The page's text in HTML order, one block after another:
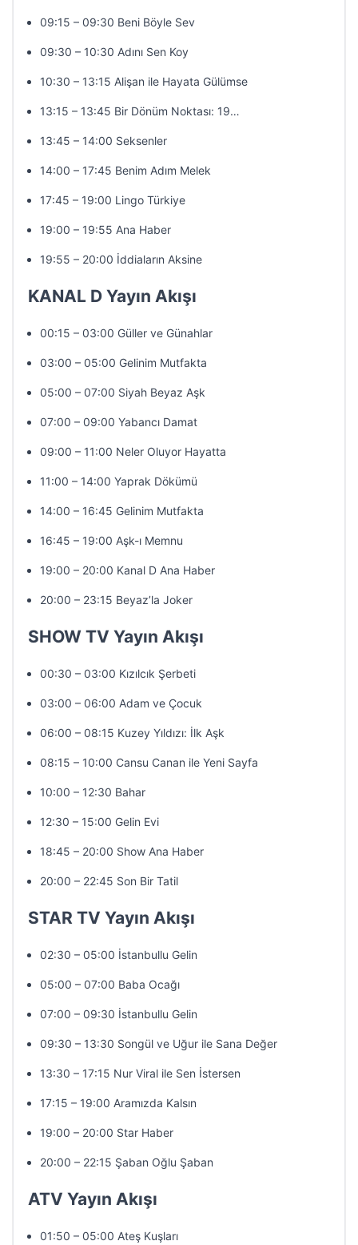
09:15 – 09:30 Beni Böyle Sev
09:30 – 10:30 Adını Sen Koy
10:30 – 13:15 Alişan ile Hayata Gülümse
13:15 – 13:45 Bir Dönüm Noktası: 19…
13:45 – 14:00 Seksenler
14:00 – 17:45 Benim Adım Melek
17:45 – 19:00 Lingo Türkiye
19:00 – 19:55 Ana Haber
19:55 – 20:00 İddiaların Aksine
KANAL D Yayın Akışı
00:15 – 03:00 Güller ve Günahlar
03:00 – 05:00 Gelinim Mutfakta
05:00 – 07:00 Siyah Beyaz Aşk
07:00 – 09:00 Yabancı Damat
09:00 – 11:00 Neler Oluyor Hayatta
11:00 – 14:00 Yaprak Dökümü
14:00 – 16:45 Gelinim Mutfakta
16:45 – 19:00 Aşk-ı Memnu
19:00 – 20:00 Kanal D Ana Haber
20:00 – 23:15 Beyaz’la Joker
SHOW TV Yayın Akışı
00:30 – 03:00 Kızılcık Şerbeti
03:00 – 06:00 Adam ve Çocuk
06:00 – 08:15 Kuzey Yıldızı: İlk Aşk
08:15 – 10:00 Cansu Canan ile Yeni Sayfa
10:00 – 12:30 Bahar
12:30 – 15:00 Gelin Evi
18:45 – 20:00 Show Ana Haber
20:00 – 22:45 Son Bir Tatil
STAR TV Yayın Akışı
02:30 – 05:00 İstanbullu Gelin
05:00 – 07:00 Baba Ocağı
07:00 – 09:30 İstanbullu Gelin
09:30 – 13:30 Songül ve Uğur ile Sana Değer
13:30 – 17:15 Nur Viral ile Sen İstersen
17:15 – 19:00 Aramızda Kalsın
19:00 – 20:00 Star Haber
20:00 – 22:15 Şaban Oğlu Şaban
ATV Yayın Akışı
01:50 – 05:00 Ateş Kuşları